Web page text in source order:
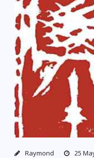
Raymond 25